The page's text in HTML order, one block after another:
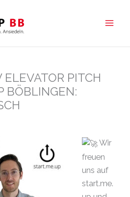
PITCH
BÖBLINGEN:
Wir
freuen
uns auf
start.me.